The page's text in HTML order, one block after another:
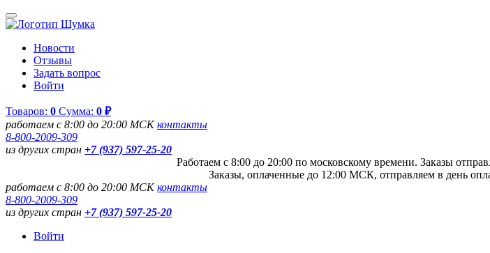
Новости
Отзывы
Задать вопрос
Войти
Товаров: 0 Сумма: 0 ₽
работаем с 8:00 до 20:00 МСКконтакты
8-800-2009-309
из других стран +7 (937) 597-25-20
Работаем с 8:00 до 20:00 по московскому времени. Заказы
Заказы, оплаченные до 12:00 МСК, отправляем в день
работаем с 8:00 до 20:00 МСКконтакты
8-800-2009-309
из других стран +7 (937) 597-25-20
Войти